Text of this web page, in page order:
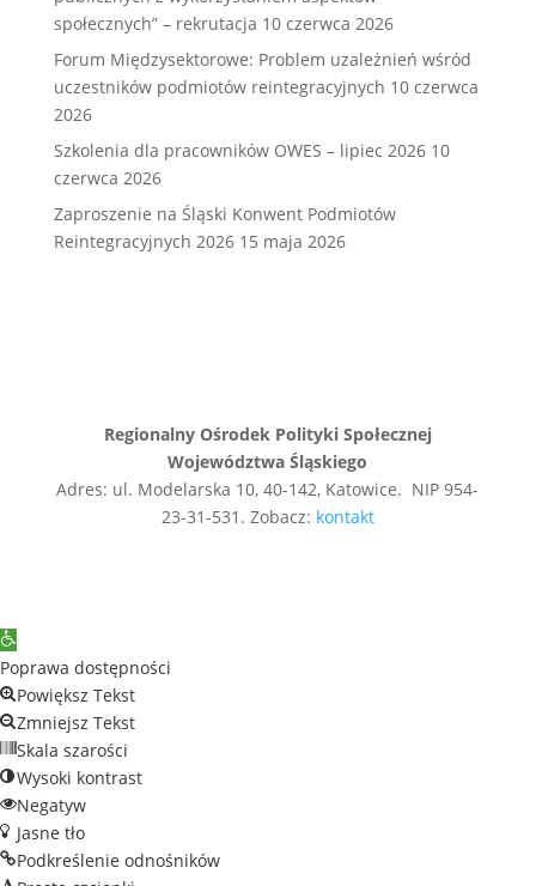
społecznych” – rekrutacja 10 czerwca 2026
Forum Międzysektorowe: Problem uzależnień wśród
uczestników podmiotów reintegracyjnych 10 czerwca
2026
Szkolenia dla pracowników OWES – lipiec 2026 10
czerwca 2026
Zaproszenie na Śląski Konwent Podmiotów
Reintegracyjnych 2026 15 maja 2026
Regionalny Ośrodek Polityki Społecznej
Województwa Śląskiego
Adres: ul. Modelarska 10, 40-142, Katowice. NIP 954-
23-31-531. Zobacz: kontakt
Open
toolbar
Poprawa dostępności
Powiększ Tekst
Zmniejsz Tekst
Skala szarości
Wysoki kontrast
Negatyw
Jasne tło
Podkreślenie odnośników